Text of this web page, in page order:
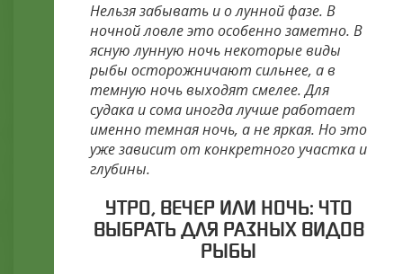
Нельзя забывать и о лунной фазе. В
ночной ловле это особенно заметно. В
ясную лунную ночь некоторые виды
рыбы осторожничают сильнее, а в
темную ночь выходят смелее. Для
судака и сома иногда лучше работает
именно темная ночь, а не яркая. Но это
уже зависит от конкретного участка и
глубины.
УТРО, ВЕЧЕР ИЛИ НОЧЬ: ЧТО
ВЫБРАТЬ ДЛЯ РАЗНЫХ ВИДОВ
РЫБЫ